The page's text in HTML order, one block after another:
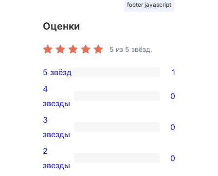
footer javascript
Оценки
5 из 5 звёзд.
1
5-
звездный
отзыв
5 звёзд 1
0
4-
звездный
отзыв
4
звезды
0
0
3-
звездный
3
звезды
0
0
2
звезды
0